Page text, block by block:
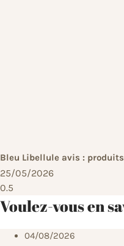
Bleu Libellule avis :
25/05/2026
Voulez-vous en
04/08/2026